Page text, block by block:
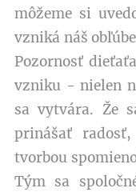
môžeme si
vzniká náš
Pozornosť
vzniku - nielen
sa vytvára. Že
prinášať
tvorbou
Tým sa